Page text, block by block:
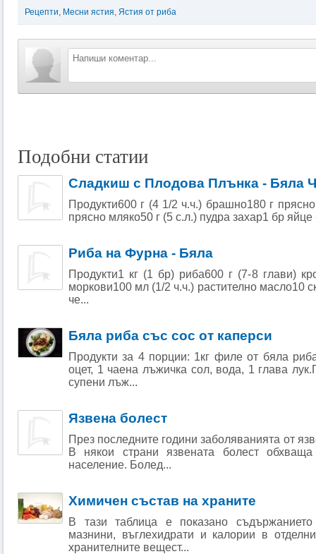
Рецепти, Месни ястия, Ястия от риба
Подобни статии
Сладкиш с Плодова Плънка - Бяла
Продукти600 г (4 1/2 ч.ч.) брашно180 г
прясно мляко50 г (5 с.л.) пудра захар1 бр яйце
Риба на Фурна - Бяла
Продукти1 кг (1 бр) риба600 г (7-8 глави)
моркови100 мл (1/2 ч.ч.) растително масло10
че...
Бяла риба със сос от каперси
Продукти за 4 порции: 1кг филе от бяла
оцет, 1 чаена лъжичка сол, вода, 1 глава
супени лъж...
Язвена болест
През последните години заболяванията от
В някои страни язвената болест
население. Болед...
Химичен състав на храните
В тази таблица е показано
мазнини, въглехидрати и калории в
хранителните вещест...